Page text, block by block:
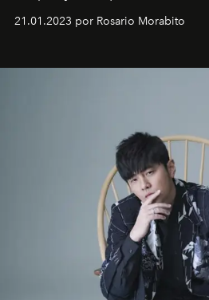
21.01.2023 por Rosario Morabito